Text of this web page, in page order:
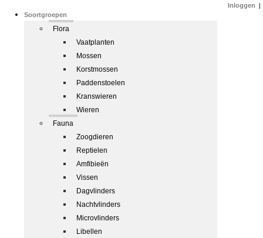
Soortgroepen
Flora
Vaatplanten
Mossen
Korstmossen
Paddenstoelen
Kranswieren
Wieren
Fauna
Zoogdieren
Reptielen
Amfibieën
Vissen
Dagvlinders
Nachtvlinders
Microvlinders
Libellen
Inloggen |